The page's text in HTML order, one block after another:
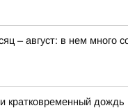
– август: в нем много
кратковременный дождь